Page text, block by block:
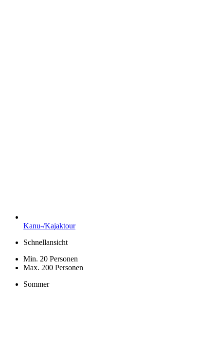
Kanu-/Kajaktour
Schnellansicht
Min. 20 Personen
Max. 200 Personen
Sommer